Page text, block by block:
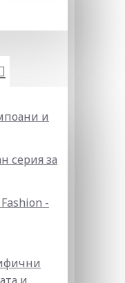
и
серия за
-